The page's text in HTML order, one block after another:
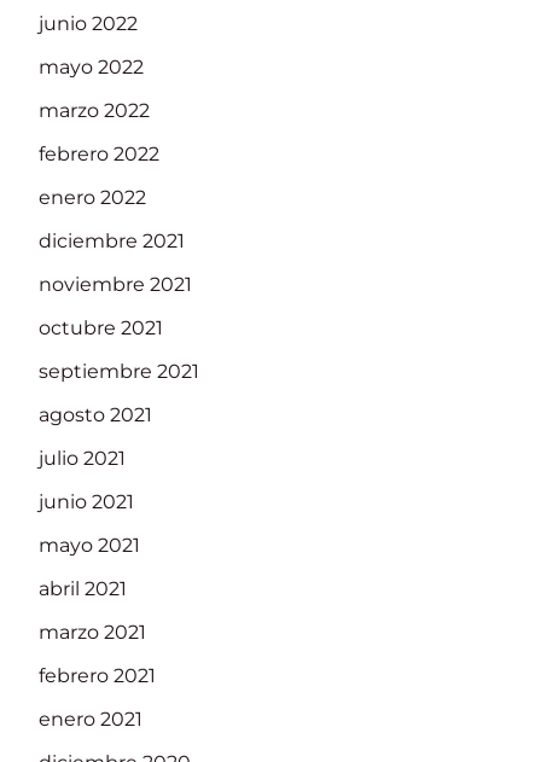
junio 2022
mayo 2022
marzo 2022
febrero 2022
enero 2022
diciembre 2021
noviembre 2021
octubre 2021
septiembre 2021
agosto 2021
julio 2021
junio 2021
mayo 2021
abril 2021
marzo 2021
febrero 2021
enero 2021